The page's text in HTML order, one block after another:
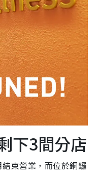
下3間分店
束營業，而位於銅鑼